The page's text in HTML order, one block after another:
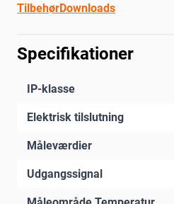
TilbehørDownloads
Specifikationer
IP-klasse
Elektrisk tilslutning
Måleværdier
Udgangssignal